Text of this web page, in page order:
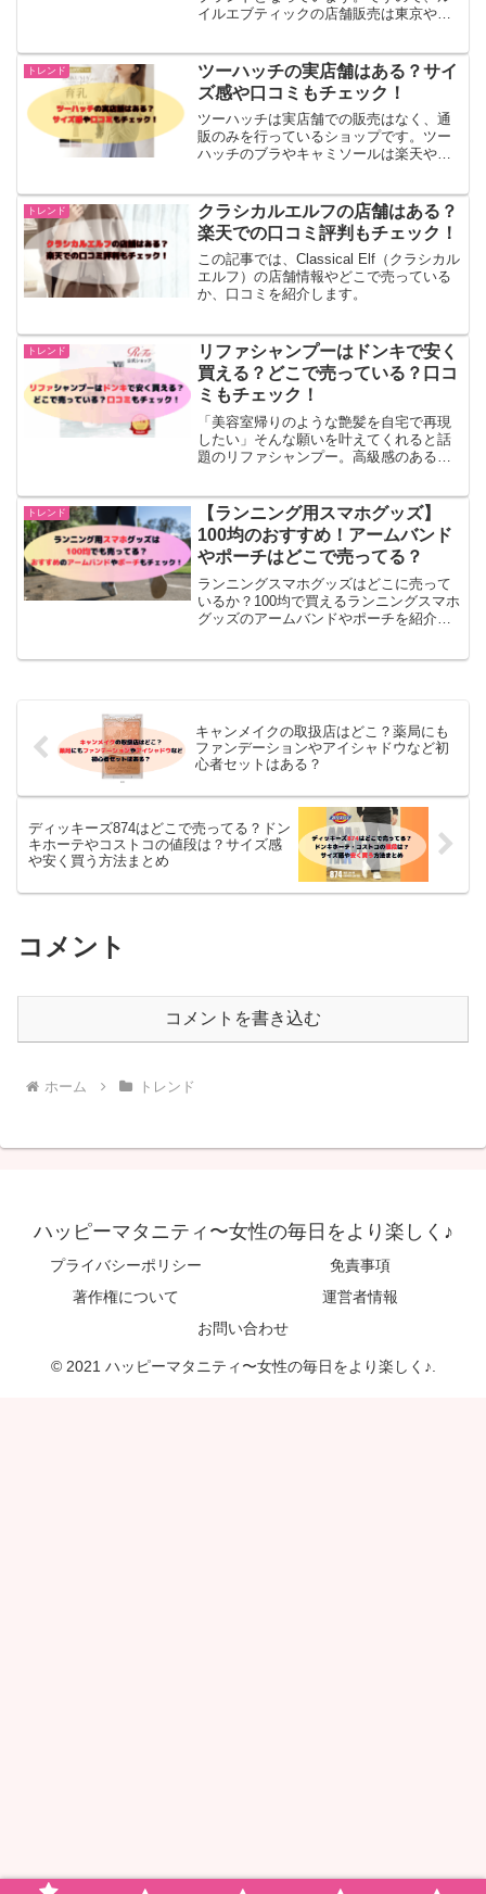
イルエブティックの店舗販売は東京や大
ンキング1位の商品多数！結婚式や二次会
で着れる可愛いパーティ...
トレンド
ツーハッチの実店舗はある？サイ
ズ感や口コミもチェック！
ツーハッチは実店舗での販売はなく、通
販のみを行っているショップです。ツー
ハッチのブラやキャミソールは楽天やア
補正下着からセクシーランジェリー、ナ
イトブラまで幅広いイン...
トレンド
クラシカルエルフの店舗はある？
楽天での口コミ評判もチェック！
この記事では、Classical Elf（クラシカル
エルフ）の店舗情報やどこで売っている
か、口コミを紹介します。
トレンド
リファシャンプーはドンキで安く
買える？どこで売っている？口コ
ミもチェック！
「美容室帰りのような艶髪を自宅で再現
したい」そんな願いを叶えてくれると話
題のリファシャンプー。高級感のある香
ファシャンプーですが、「ドンキで安く
買えるって本当？」「ど...
トレンド
【ランニング用スマホグッズ】
100均のおすすめ！アームバンド
やポーチはどこで売ってる？
ランニングスマホグッズはどこに売って
いるか？100均で買えるランニングスマホ
グッズのアームバンドやポーチを紹介し
キャンメイクの取扱店はどこ？薬局にも
ファンデーションやアイシャドウなど初
心者セットはある？
ディッキーズ874はどこで売ってる？ドン
キホーテやコストコの値段は？サイズ感
や安く買う方法まとめ
コメント
コメントを書き込む
ホーム トレンド
ハッピーマタニティ〜女性の毎日をより楽しく♪
プライバシーポリシー
免責事項
著作権について
運営者情報
お問い合わせ
© 2021 ハッピーマタニティ〜女性の毎日をより楽しく♪.